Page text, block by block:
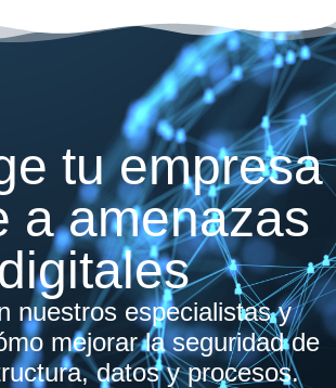
tu empresa
a amenazas
digitales
nuestros especialistas y
mejorar la seguridad de
datos y procesos.